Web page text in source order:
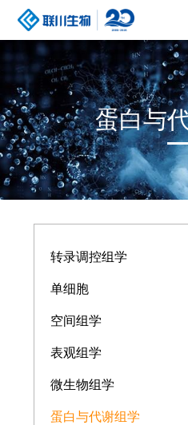
蛋白与
转录调控组学
单细胞
空间组学
表观组学
微生物组学
蛋白与代谢组学